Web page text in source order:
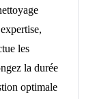
les
la durée
optimale